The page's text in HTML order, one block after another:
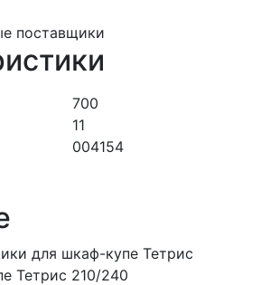
поставщики
700
11
004154
для шкаф-купе Тетрис
Тетрис 210/240